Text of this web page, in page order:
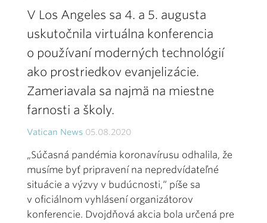
V Los Angeles sa 4. a 5. augusta
uskutočnila virtuálna konferencia
o používaní moderných technológií
ako prostriedkov evanjelizácie.
Zameriavala sa najmä na miestne
farnosti a školy.
Vatican News 05.08.2020
„Súčasná pandémia koronavírusu odhalila, že
musíme byť pripravení na nepredvídateľné
situácie a výzvy v budúcnosti,“ píše sa
v oficiálnom vyhlásení organizátorov
konferencie. Dvojdňová akcia bola určená pre